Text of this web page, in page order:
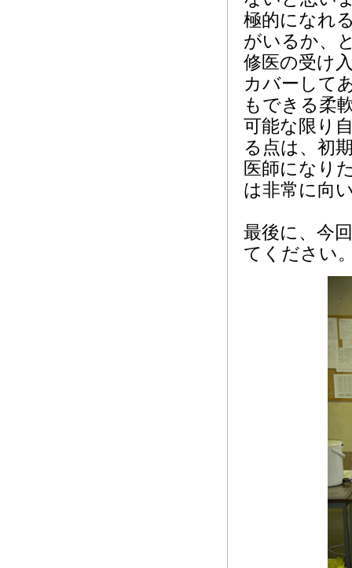
極的になれ
がいるか、
修医の受け
カバーして
もできる柔
可能な限り
る点は、初
医師になり
は非常に向
最後に、今
てください